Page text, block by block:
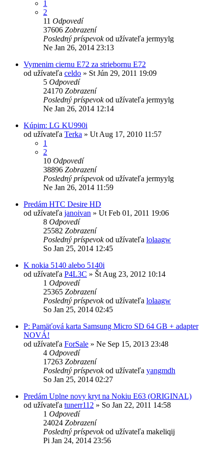
1
2
11 Odpovedí
37606 Zobrazení
Posledný príspevokod užívateľa jermyylg
Ne Jan 26, 2014 23:13
Vymenim ciernu E72 za striebornu E72
od užívateľa celdo » St Jún 29, 2011 19:09
5 Odpovedí
24170 Zobrazení
Posledný príspevokod užívateľa jermyylg
Ne Jan 26, 2014 12:14
Kúpim: LG KU990i
od užívateľa Terka » Ut Aug 17, 2010 11:57
1
2
10 Odpovedí
38896 Zobrazení
Posledný príspevokod užívateľa jermyylg
Ne Jan 26, 2014 11:59
Predám HTC Desire HD
od užívateľa janoivan » Ut Feb 01, 2011 19:06
8 Odpovedí
25582 Zobrazení
Posledný príspevokod užívateľa lolaagw
So Jan 25, 2014 12:45
K nokia 5140 alebo 5140i
od užívateľa P4L3C » Št Aug 23, 2012 10:14
1 Odpovedí
25365 Zobrazení
Posledný príspevokod užívateľa lolaagw
So Jan 25, 2014 02:45
P: Pamäťová karta Samsung Micro SD 64 GB + adapter
NOVÁ!
od užívateľa ForSale » Ne Sep 15, 2013 23:48
4 Odpovedí
17263 Zobrazení
Posledný príspevokod užívateľa yangmdh
So Jan 25, 2014 02:27
Predám Uplne novy kryt na Nokiu E63 (ORIGINAL)
od užívateľa tunerr112 » So Jan 22, 2011 14:58
1 Odpovedí
24024 Zobrazení
Posledný príspevokod užívateľa makeliqij
Pi Jan 24, 2014 23:56